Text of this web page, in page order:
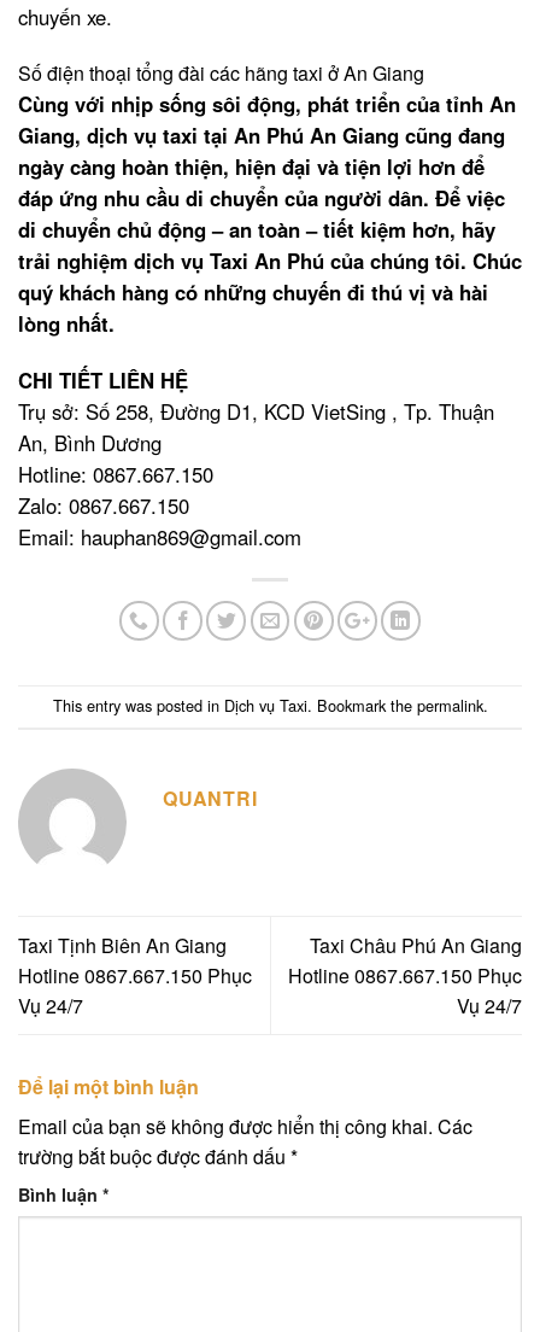
chuyến xe.
Số điện thoại tổng đài các hãng taxi ở An Giang
Cùng với nhịp sống sôi động, phát triển của tỉnh An
Giang, dịch vụ taxi tại An Phú An Giang cũng đang
ngày càng hoàn thiện, hiện đại và tiện lợi hơn để
đáp ứng nhu cầu di chuyển của người dân. Để việc
di chuyển chủ động – an toàn – tiết kiệm hơn, hãy
trải nghiệm dịch vụ Taxi An Phú của chúng tôi. Chúc
quý khách hàng có những chuyến đi thú vị và hài
lòng nhất.
CHI TIẾT LIÊN HỆ
Trụ sở: Số 258, Đường D1, KCD VietSing , Tp. Thuận
An, Bình Dương
Hotline: 0867.667.150
Zalo: 0867.667.150
Email: hauphan869@gmail.com
This entry was posted in Dịch vụ Taxi. Bookmark the permalink.
QUANTRI
Taxi Tịnh Biên An Giang
Hotline 0867.667.150 Phục
Vụ 24/7
Taxi Châu Phú An Giang
Hotline 0867.667.150 Phục
Vụ 24/7
Để lại một bình luận
Email của bạn sẽ không được hiển thị công khai. Các
trường bắt buộc được đánh dấu *
Bình luận *